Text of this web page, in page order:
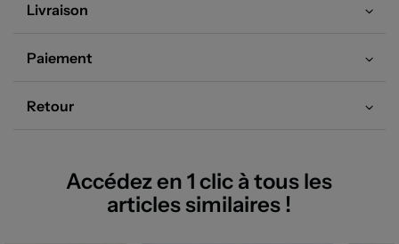
Livraison
Paiement
Retour
Accédez en 1 clic à tous les
articles similaires !